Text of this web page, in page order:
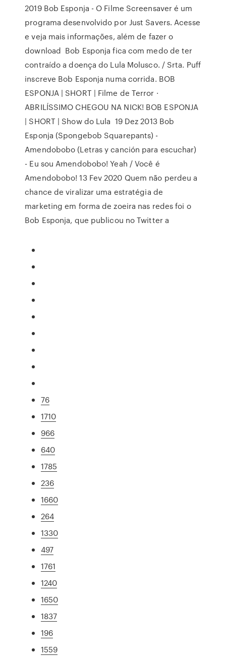
2019 Bob Esponja - O Filme Screensaver é um
programa desenvolvido por Just Savers. Acesse
e veja mais informações, além de fazer o
download Bob Esponja fica com medo de ter
contraído a doença do Lula Molusco. / Srta. Puff
inscreve Bob Esponja numa corrida. BOB
ESPONJA | SHORT | Filme de Terror ·
ABRILÍSSIMO CHEGOU NA NICK! BOB ESPONJA
| SHORT | Show do Lula 19 Dez 2013 Bob
Esponja (Spongebob Squarepants) -
Amendobobo (Letras y canción para escuchar)
- Eu sou Amendobobo! Yeah / Você é
Amendobobo! 13 Fev 2020 Quem não perdeu a
chance de viralizar uma estratégia de
marketing em forma de zoeira nas redes foi o
Bob Esponja, que publicou no Twitter a
76
1710
966
640
1785
236
1660
264
1330
497
1761
1240
1650
1837
196
1559